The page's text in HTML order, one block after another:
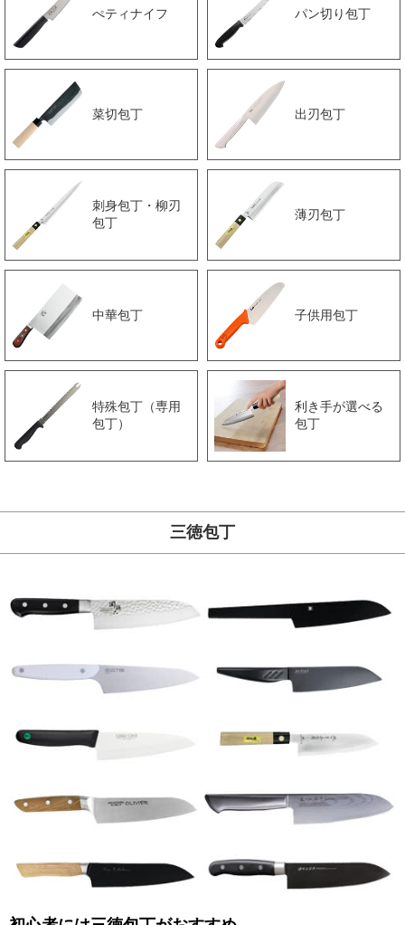
ぺティナイフ パン切り包丁
菜切包丁 出刃包丁
刺身包丁・柳刃
包丁
薄刃包丁
中華包丁 子供用包丁
特殊包丁（専用
包丁）
利き手が選べる
包丁
三徳包丁